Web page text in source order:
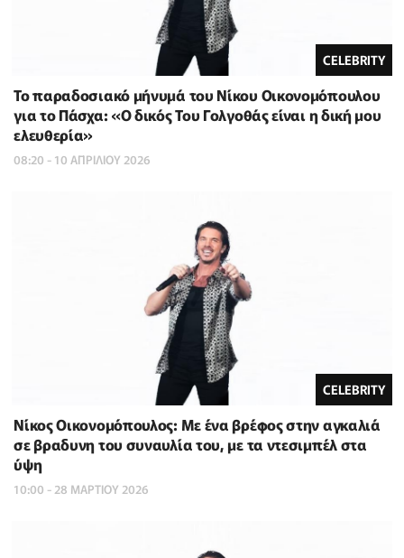
CELEBRITY
To παραδοσιακό μήνυμά του Νίκου Οικονομόπουλου
για το Πάσχα: «Ο δικός Του Γολγοθάς είναι η δική μου
ελευθερία»
08:20 - 10 ΑΠΡΙΛΙΟΥ 2026
CELEBRITY
Νίκος Οικονομόπουλος: Με ένα βρέφος στην αγκαλιά
σε βραδυνη του συναυλία του, με τα ντεσιμπέλ στα
ύψη
10:00 - 28 ΜΑΡΤΙΟΥ 2026